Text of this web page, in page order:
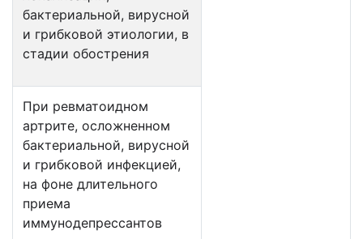
бактериальной, вирусной
и грибковой этиологии, в
стадии обострения
При ревматоидном
артрите, осложненном
бактериальной, вирусной
и грибковой инфекцией,
на фоне длительного
приема
иммунодепрессантов